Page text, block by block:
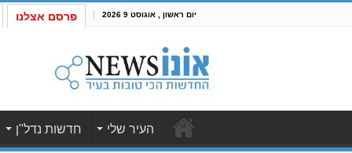
יום ראשון , אוגוסט 9 2026 פרסם אצלנו
העיר שלי חדשות נדל"ן